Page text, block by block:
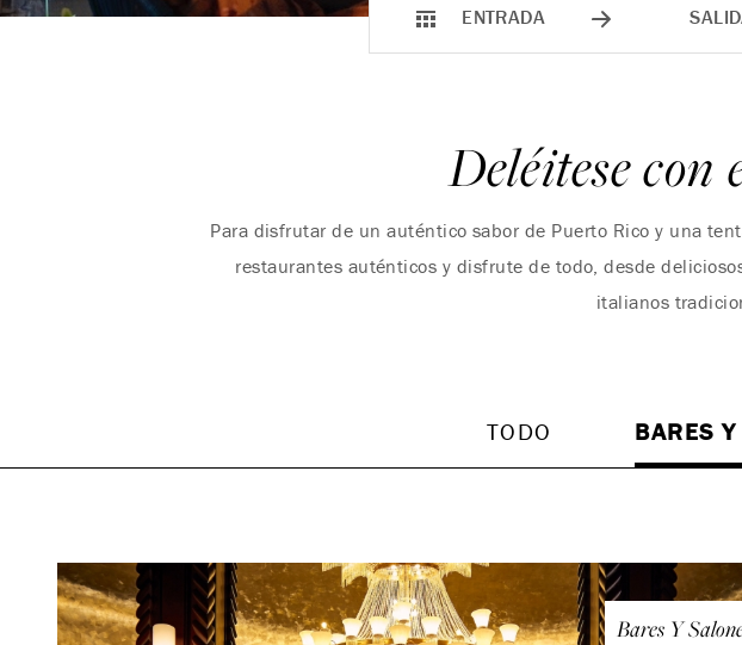
ENTRADA
Deléitese con
Para disfrutar de un auténtico sabor de Puerto Rico y una
restaurantes auténticos y disfrute de todo, desde
italianos
TODO BARES
Bares Y